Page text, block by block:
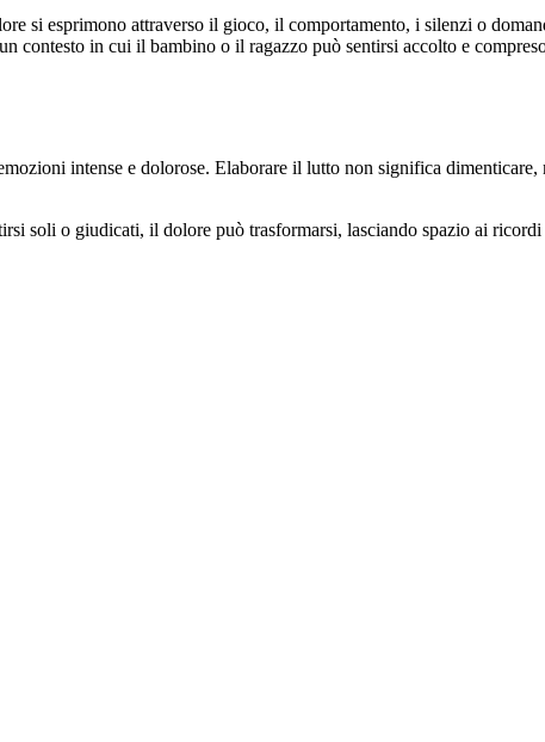
si esprimono attraverso il gioco, il comportamento, i silenzi o
contesto in cui il bambino o il ragazzo può sentirsi accolto e
intense e dolorose. Elaborare il lutto non significa
soli o giudicati, il dolore può trasformarsi, lasciando spazio ai